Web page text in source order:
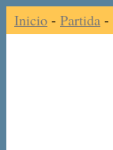
Inicio - Partida -